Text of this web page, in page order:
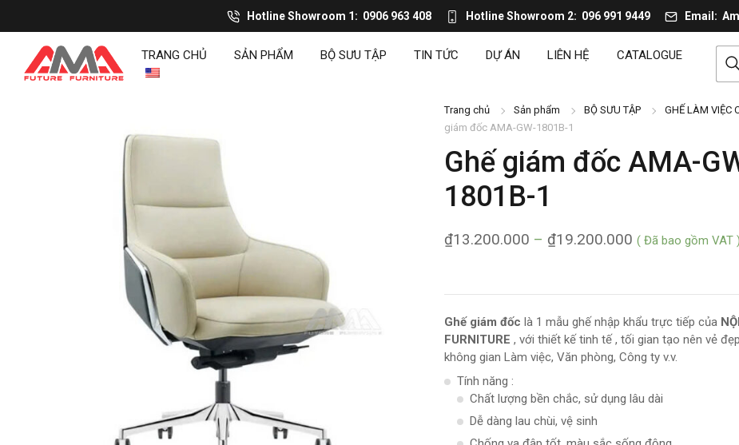
Hotline Showroom 1 0906 963 408 Hotline Showroom 2 096 991 9449 Email
TRANG CHỦ SẢN PHẨM BỘ SƯU TẬP TIN TỨC DỰ ÁN LIÊN HỆ CATALOGUE
Trang chủ Sản phẩm BỘ SƯU TẬP GHẾ LÀM VIỆC
giám đốc AMA-GW-1801B-1
Ghế giám đốc AMA-
1801B-1
13.200.000
₫ – 19.200.000
₫ ( Đã bao gồm VAT )
Ghế giám đốc là 1 mẫu ghế nhập khẩu trực tiếp của
FURNITURE , với thiết kế tinh tế , tối gian tạo nên vẻ
không gian Làm việc, Văn phòng, Công ty v.v.
Tính năng :
Chất lượng bền chắc, sử dụng lâu dài
Dễ dàng lau chùi, vệ sinh